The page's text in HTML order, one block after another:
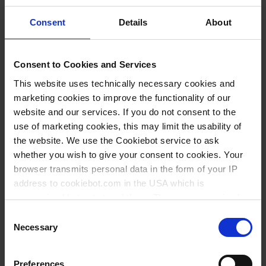
Consent Details About
Consent to Cookies and Services
This website uses technically necessary cookies and
marketing cookies to improve the functionality of our
website and our services. If you do not consent to the
use of marketing cookies, this may limit the usability of
the website. We use the Cookiebot service to ask
whether you wish to give your consent to cookies. Your
browser transmits personal data in the form of your IP
address to cookiebot.com in the USA which is
anonymized but not stored there. Then an anonymized
follow your cookie preferences for future page visits. The
privacy level in the USA does not correspond to EU
standards, and it cannot be excluded that US authorities
Selection
Necessary
Preferences
6,70 €
COMPRAR
PREGUNTA
137617
10 mm